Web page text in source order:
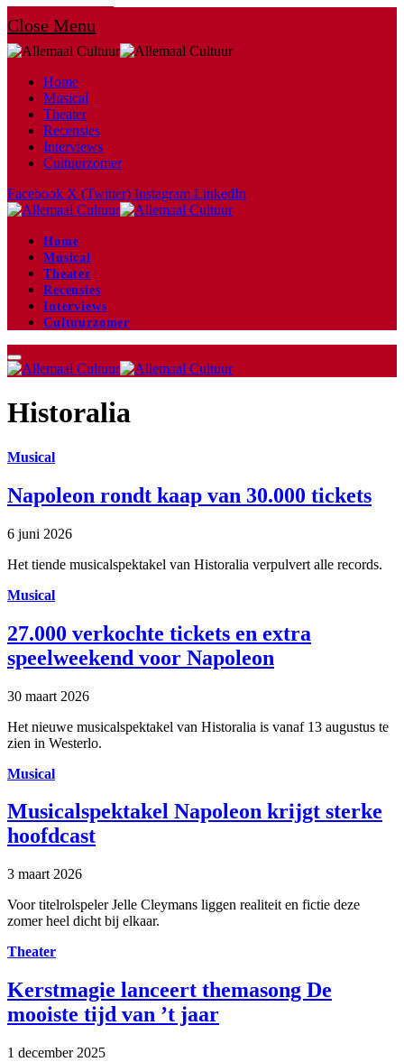
Close Menu
Home
Musical
Theater
Recensies
Interviews
Cultuurzomer
Facebook X (Twitter) Instagram LinkedIn
Home
Musical
Theater
Recensies
Interviews
Cultuurzomer
Historalia
Musical
Napoleon rondt kaap van 30.000 tickets
6 juni 2026
Het tiende musicalspektakel van Historalia verpulvert alle records.
Musical
27.000 verkochte tickets en extra
speelweekend voor Napoleon
30 maart 2026
Het nieuwe musicalspektakel van Historalia is vanaf 13 augustus te
zien in Westerlo.
Musical
Musicalspektakel Napoleon krijgt sterke
hoofdcast
3 maart 2026
Voor titelrolspeler Jelle Cleymans liggen realiteit en fictie deze
zomer heel dicht bij elkaar.
Theater
Kerstmagie lanceert themasong De
mooiste tijd van ’t jaar
1 december 2025